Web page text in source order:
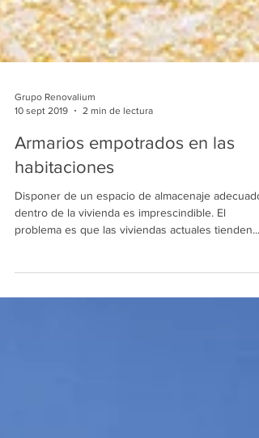
Grupo Renovalium
10 sept 2019
2 min de lectura
Armarios empotrados en las
habitaciones
problema es que las viviendas actuales tienden...